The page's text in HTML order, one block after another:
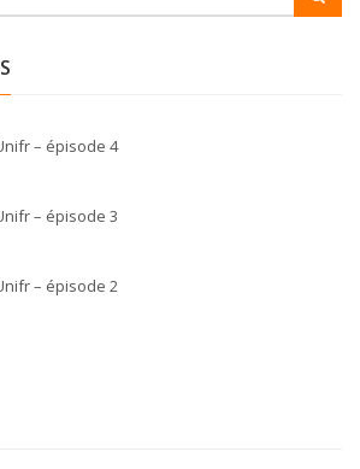
– épisode 4
– épisode 3
– épisode 2